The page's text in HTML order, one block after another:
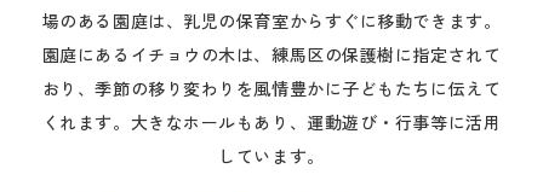
保育園を探す
見学申し込み
場のある園庭は、乳児の保育室からすぐに移動できます。
園庭にあるイチョウの木は、練馬区の保護樹に指定されて
おり、季節の移り変わりを風情豊かに子どもたちに伝えて
くれます。大きなホールもあり、運動遊び・行事等に活用
しています。